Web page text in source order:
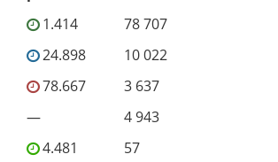
1.414
78 707
24.898
10 022
78.667
3 637
—
4 943
4.481
57